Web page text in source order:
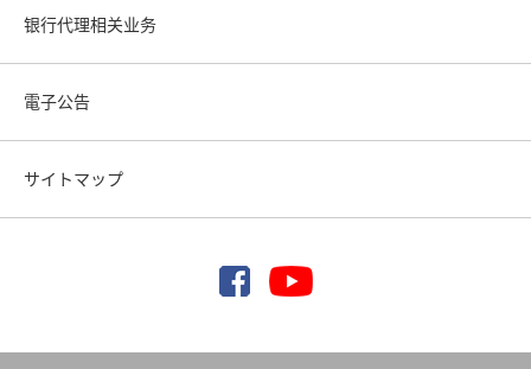
银行代理相关业务
電子公告
サイトマップ